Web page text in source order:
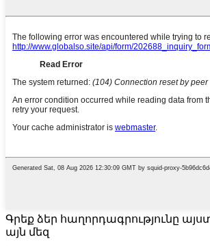
Գրեք ձեր հաղորդագրությունը
այն մեզ